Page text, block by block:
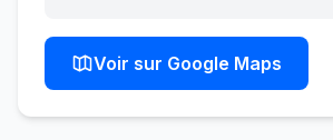
collaborateurs ou
Contactez-nous dès
pour profiter de votre
planifier votre
Voir sur Google Maps